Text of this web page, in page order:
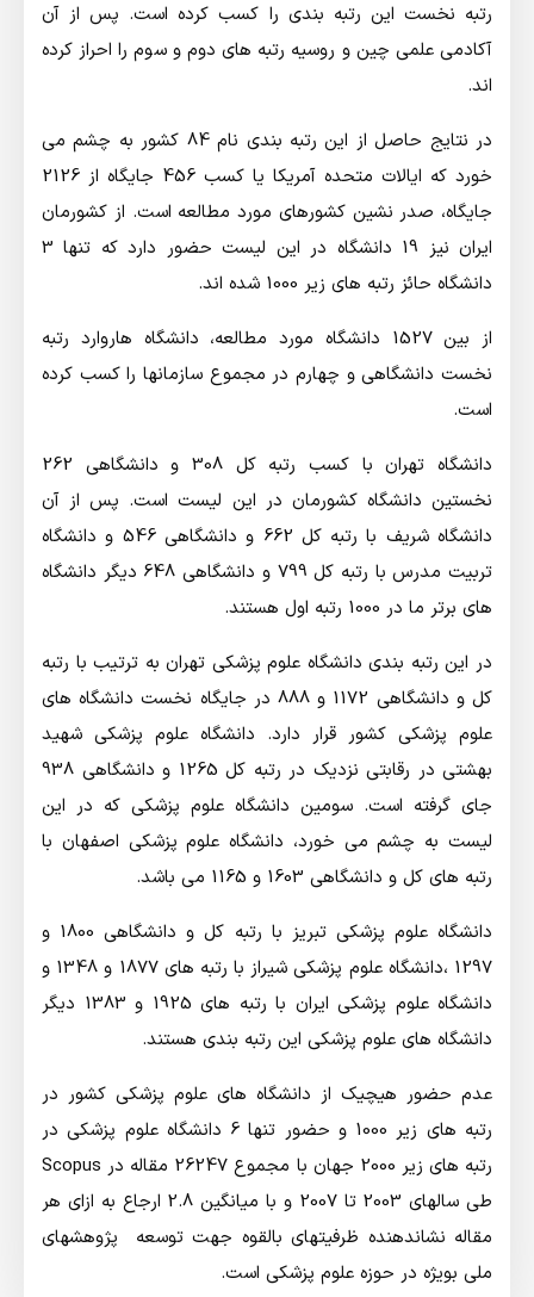
رتبه نخست این رتبه بندی را کسب کرده است. پس از آن
آکادمی علمی چین و روسیه رتبه های دوم و سوم را احراز کرده
اند.
در نتایج حاصل از این رتبه بندی نام 84 کشور به چشم می
خورد که ایالات متحده آمریکا یا کسب 456 جایگاه از 2126
جایگاه، صدر نشین کشورهای مورد مطالعه است. از کشورمان
ایران نیز 19 دانشگاه در این لیست حضور دارد که تنها 3
دانشگاه حائز رتبه های زیر 1000 شده اند.
از بین 1527 دانشگاه مورد مطالعه، دانشگاه هاروارد رتبه
نخست دانشگاهی و چهارم در مجموع سازمانها را کسب کرده
است.
دانشگاه تهران با کسب رتبه کل 308 و دانشگاهی 262
نخستین دانشگاه کشورمان در این لیست است. پس از آن
دانشگاه شریف با رتبه کل 662 و دانشگاهی 546 و دانشگاه
تربیت مدرس با رتبه کل 799 و دانشگاهی 648 دیگر دانشگاه
های برتر ما در 1000 رتبه اول هستند.
در این رتبه بندی دانشگاه علوم پزشکی تهران به ترتیب با رتبه
کل و دانشگاهی 1172 و 888 در جایگاه نخست دانشگاه های
علوم پزشکی کشور قرار دارد. دانشگاه علوم پزشکی شهید
بهشتی در رقابتی نزدیک در رتبه کل 1265 و دانشگاهی 938
جای گرفته است. سومین دانشگاه علوم پزشکی که در این
لیست به چشم می خورد، دانشگاه علوم پزشکی اصفهان با
رتبه های کل و دانشگاهی 1603 و 1165 می باشد.
دانشگاه علوم پزشکی تبریز با رتبه کل و دانشگاهی 1800 و
1297 ،دانشگاه علوم پزشکی شیراز با رتبه های 1877 و 1348 و
دانشگاه علوم پزشکی ایران با رتبه های 1925 و 1383 دیگر
دانشگاه های علوم پزشکی این رتبه بندی هستند.
عدم حضور هیچیک از دانشگاه های علوم پزشکی کشور در
رتبه های زیر 1000 و حضور تنها 6 دانشگاه علوم پزشکی در
رتبه های زیر 2000 جهان با مجموع 26247 مقاله در Scopus
طی سالهای 2003 تا 2007 و با میانگین 2.8 ارجاع به ازای هر
مقاله نشاندهنده ظرفیتهای بالقوه جهت توسعه پژوهشهای
ملی بویژه در حوزه علوم پزشکی است.